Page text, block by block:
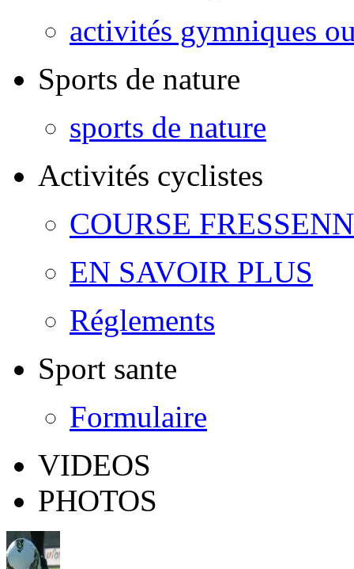
activités gymniques
Sports de nature
sports de nature
Activités cyclistes
COURSE
EN SAVOIR PLUS
Réglements
Sport sante
Formulaire
VIDEOS
PHOTOS